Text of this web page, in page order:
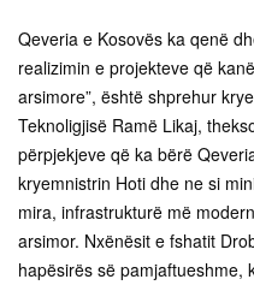
Qeveria e Kosovës ka qenë
realizimin e projekteve që
arsimore”, është shprehur
Teknoligjisë Ramë Likaj,
përpjekjeve që ka bërë
kryemnistrin Hoti dhe ne si
mira, infrastrukturë më
arsimor. Nxënësit e fshatit
hapësirës së pamjaftueshme,